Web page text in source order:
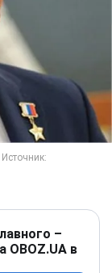
–
OBOZ.UA в